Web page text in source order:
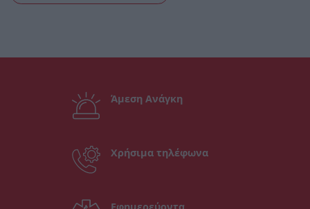
Άμεση Ανάγκη
Χρήσιμα τηλέφωνα